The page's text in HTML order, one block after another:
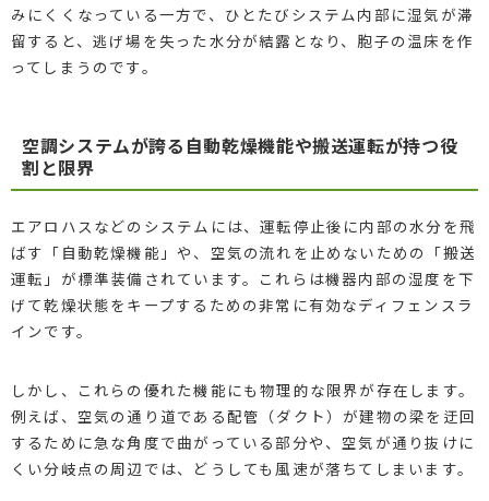
みにくくなっている一方で、ひとたびシステム内部に湿気が滞
留すると、逃げ場を失った水分が結露となり、胞子の温床を作
ってしまうのです。
空調システムが誇る自動乾燥機能や搬送運転が持つ役
割と限界
エアロハスなどのシステムには、運転停止後に内部の水分を飛
ばす「自動乾燥機能」や、空気の流れを止めないための「搬送
運転」が標準装備されています。これらは機器内部の湿度を下
げて乾燥状態をキープするための非常に有効なディフェンスラ
インです。
しかし、これらの優れた機能にも物理的な限界が存在します。
例えば、空気の通り道である配管（ダクト）が建物の梁を迂回
するために急な角度で曲がっている部分や、空気が通り抜けに
くい分岐点の周辺では、どうしても風速が落ちてしまいます。